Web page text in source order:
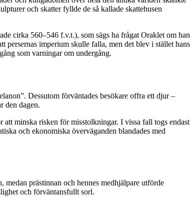
och skatter fyllde de så kallade skattehusen
cirka 560–546 f.v.t.), som sägs ha frågat Oraklet om han
persernas imperium skulle falla, men det blev i stället hans
som varningar om undergång.
Dessutom förväntades besökare offra ett djur –
den dagen.
minska risken för misstolkningar. I vissa fall togs endast
och ekonomiska överväganden blandades med
prästinnan och hennes medhjälpare utförde
och förväntansfullt sorl.